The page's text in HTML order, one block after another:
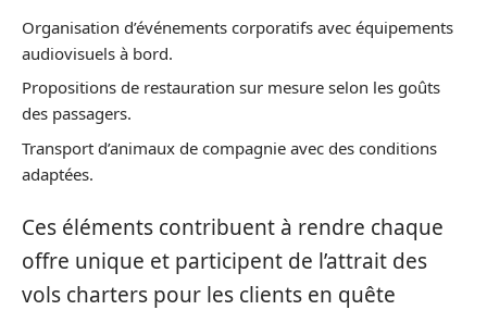
Organisation d’événements corporatifs avec équipements
audiovisuels à bord.
Propositions de restauration sur mesure selon les goûts
des passagers.
Transport d’animaux de compagnie avec des conditions
adaptées.
Ces éléments contribuent à rendre chaque
offre unique et participent de l’attrait des
vols charters pour les clients en quête